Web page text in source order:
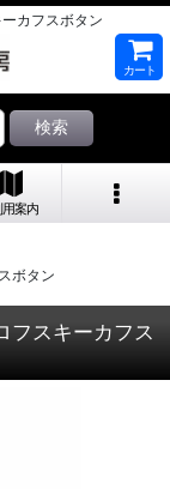
カフスボタン
カート
検索
用案内
ボタン
フスキーカフス